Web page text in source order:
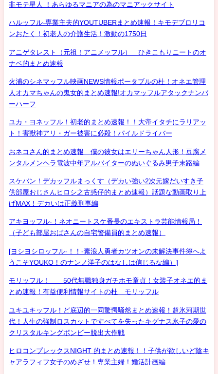
非モテ星人 ！あらゆるマニアの為のマニアックサイト
ハルッフル-専業主夫的YOUTUBERまとめ速報！キモデブロリコ
ンおたく！初老人の介護生活！激動の1750日
アニゲタレスト（元祖！アニメッフル） ひきこもりニートのオ
ナベ的まとめ速報
火浦のシネマッフル映画NEWS情報ポータブルの杜！オネエ管理
人オカマちゃんの鬼女的まとめ速報!オカマッフルアタックナンバ
ーハーフ
ユカ・ヨネッフル！初老的まとめ速報！！大帝イタチにラリアッ
ト！害獣神アリ・ガー被害に必殺！パイルドライバー
おネコさん的まとめ速報 僕の彼女はエリーちゃん人形！豆腐メ
ンタルメンヘラ電波中年アルバイターのぬいぐるみ男子末路編
スケバン！デカッフルまっくす（デカい強い2次元嫁だいすき子
供部屋おじさんヒロシ之古惑仔的まとめ速報）話題な動画取り上
げMAX！デカいは正義刑事編
アキヨッフル-！ネオニートスケ番長のエキストラ芸能情報局！
（子ども部屋おばさんの自宅警備員的まとめ速報）
[ヨシヨシロッフル-！！-素浪人勇者カツオンの未解決事件簿へよ
うこそYOUKO！のナンノ洋子のはなしは信じるな編）]
モリッフル！ 50代無職独身ガチホモ童貞！女装子オネエ的ま
とめ速報！有益便利情報サイトの杜 モリッフル
ユキユキッフル！ど底辺的一同驚愕騒然まとめ速報！超氷河期世
代！人生の強制ロスカットですべてを失ったキグナス氷子の愛の
クリスタルキングボンビー脱出大作戦
ヒロコンプレックスNIGHT 的まとめ速報！！子供が欲しいど陰キ
ャアラフィフ女子のめざせ！専業主婦！婚活計画編